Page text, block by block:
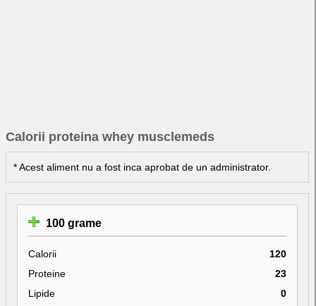
Calorii proteina whey musclemeds
* Acest aliment nu a fost inca aprobat de un administrator.
100 grame
Calorii
120
Proteine
23
Lipide
0